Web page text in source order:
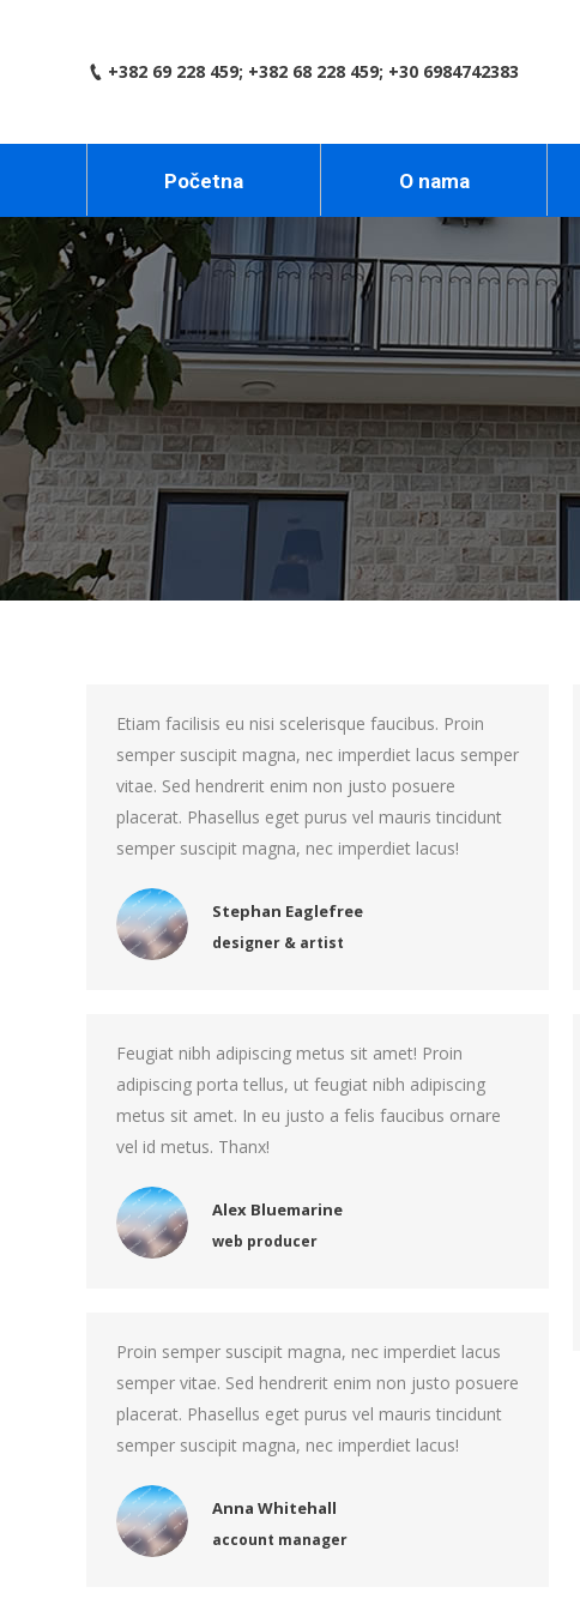
+382 69 228 459; +382 68 228 459; +30 6984742383
Početna O nama
Etiam facilisis eu nisi scelerisque faucibus. Proin
semper suscipit magna, nec imperdiet lacus semper
vitae. Sed hendrerit enim non justo posuere
placerat. Phasellus eget purus vel mauris tincidunt
semper suscipit magna, nec imperdiet lacus!
Stephan Eaglefree
designer & artist
Feugiat nibh adipiscing metus sit amet! Proin
adipiscing porta tellus, ut feugiat nibh adipiscing
metus sit amet. In eu justo a felis faucibus ornare
vel id metus. Thanx!
Alex Bluemarine
web producer
Proin semper suscipit magna, nec imperdiet lacus
semper vitae. Sed hendrerit enim non justo posuere
placerat. Phasellus eget purus vel mauris tincidunt
semper suscipit magna, nec imperdiet lacus!
Anna Whitehall
account manager